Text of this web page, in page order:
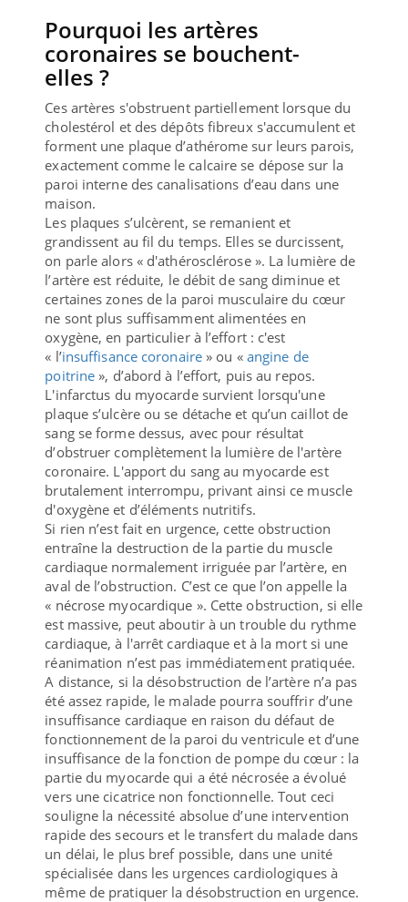
Pourquoi les artères
coronaires se bouchent-
elles ?
Ces artères s'obstruent partiellement lorsque du
cholestérol et des dépôts fibreux s'accumulent et
forment une plaque d’athérome sur leurs parois,
exactement comme le calcaire se dépose sur la
paroi interne des canalisations d’eau dans une
maison.
Les plaques s’ulcèrent, se remanient et
grandissent au fil du temps. Elles se durcissent,
on parle alors « d'athérosclérose ». La lumière de
l’artère est réduite, le débit de sang diminue et
certaines zones de la paroi musculaire du cœur
ne sont plus suffisamment alimentées en
oxygène, en particulier à l’effort : c'est
« l’insuffisance coronaire » ou « angine de
poitrine », d’abord à l’effort, puis au repos.
L'infarctus du myocarde survient lorsqu'une
plaque s’ulcère ou se détache et qu’un caillot de
sang se forme dessus, avec pour résultat
d’obstruer complètement la lumière de l'artère
coronaire. L'apport du sang au myocarde est
brutalement interrompu, privant ainsi ce muscle
d'oxygène et d’éléments nutritifs.
Si rien n’est fait en urgence, cette obstruction
entraîne la destruction de la partie du muscle
cardiaque normalement irriguée par l’artère, en
aval de l’obstruction. C’est ce que l’on appelle la
« nécrose myocardique ». Cette obstruction, si elle
est massive, peut aboutir à un trouble du rythme
cardiaque, à l'arrêt cardiaque et à la mort si une
réanimation n’est pas immédiatement pratiquée.
A distance, si la désobstruction de l’artère n’a pas
été assez rapide, le malade pourra souffrir d’une
insuffisance cardiaque en raison du défaut de
fonctionnement de la paroi du ventricule et d’une
insuffisance de la fonction de pompe du cœur : la
partie du myocarde qui a été nécrosée a évolué
vers une cicatrice non fonctionnelle. Tout ceci
souligne la nécessité absolue d’une intervention
rapide des secours et le transfert du malade dans
un délai, le plus bref possible, dans une unité
spécialisée dans les urgences cardiologiques à
même de pratiquer la désobstruction en urgence.